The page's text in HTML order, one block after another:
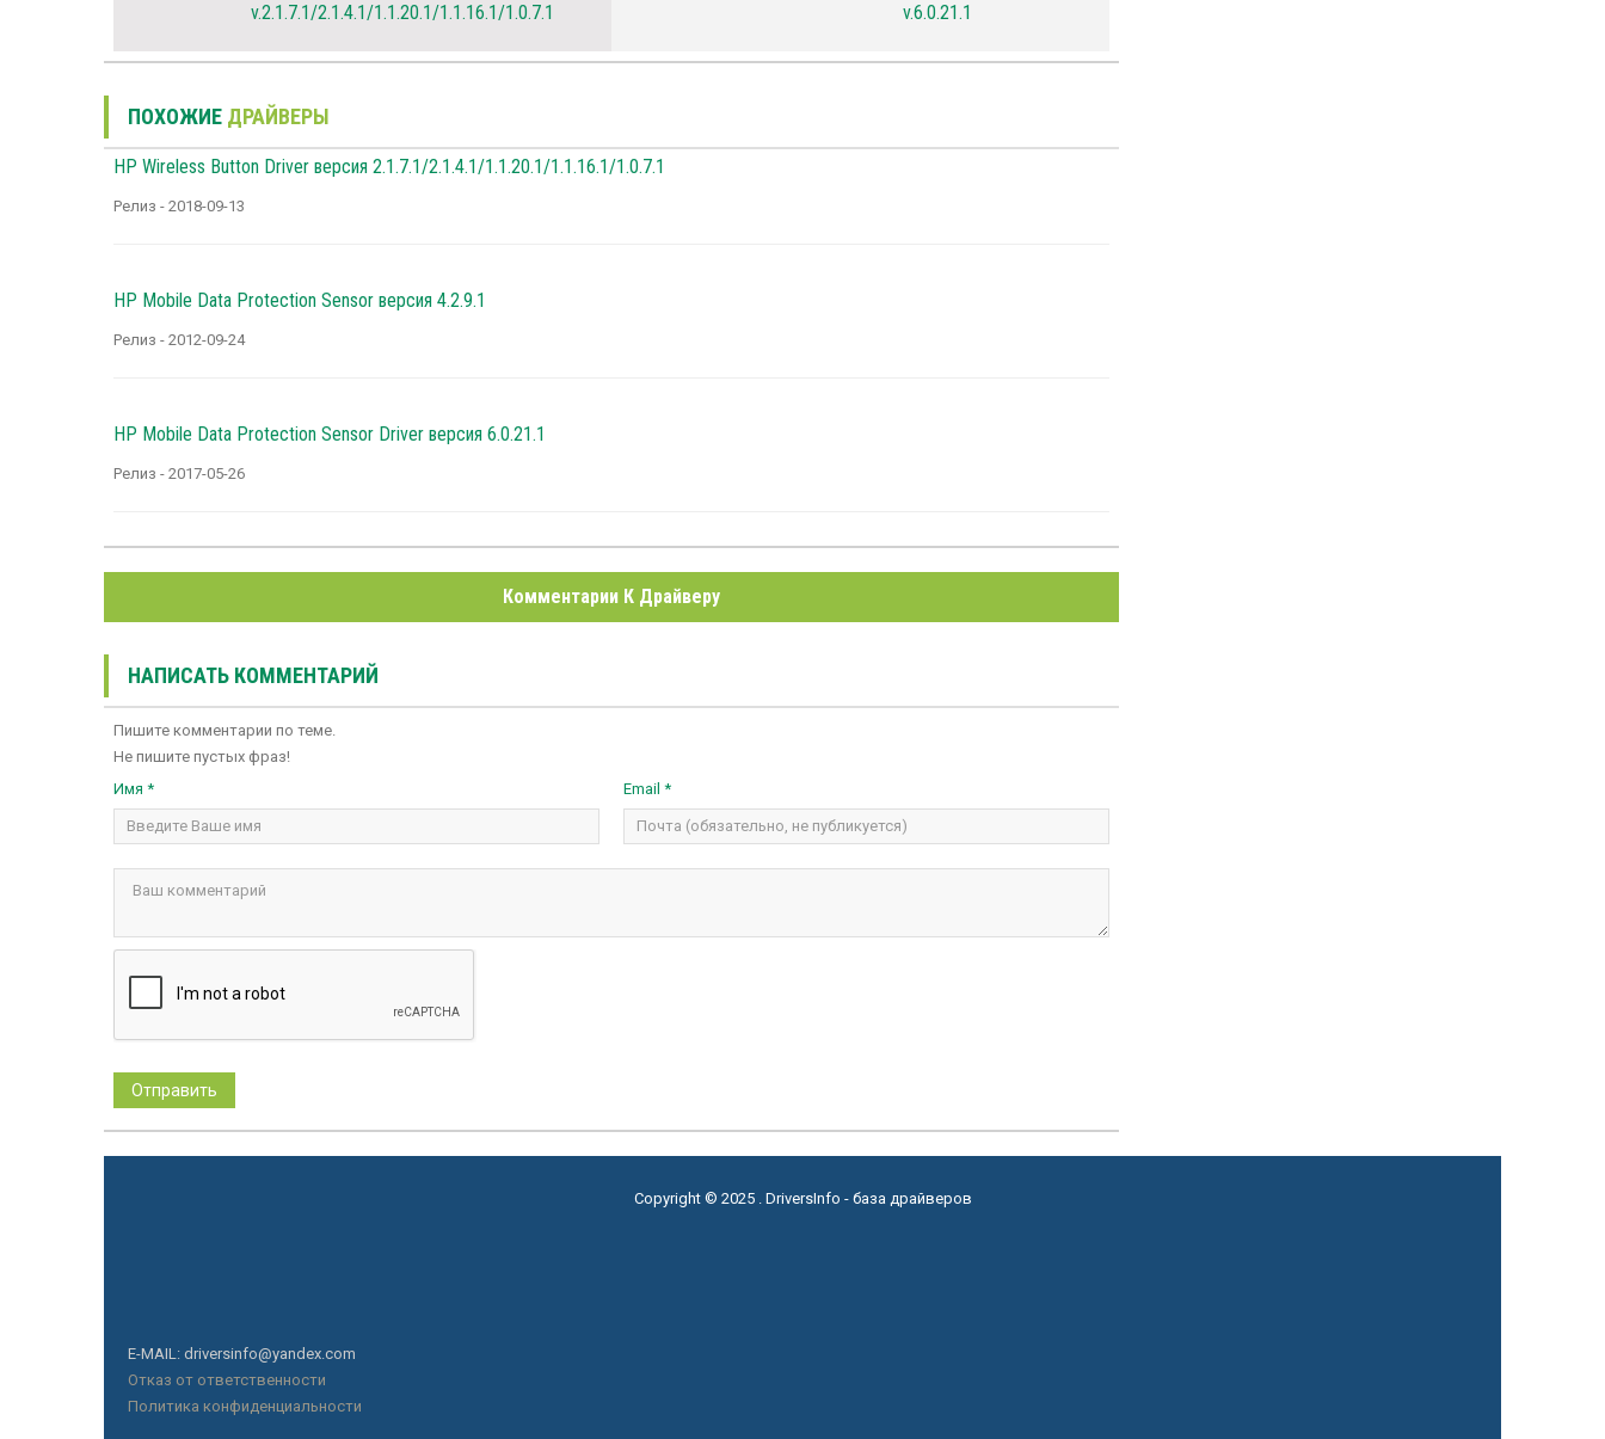
v.2.1.7.1/2.1.4.1/1.1.20.1/1.1.16.1/1.0.7.1
v.6.0.21.1
ПОХОЖИЕ ДРАЙВЕРЫ
HP Wireless Button Driver версия 2.1.7.1/2.1.4.1/1.1.20.1/1.1.16.1/1.0.7.1
Релиз - 2018-09-13
HP Mobile Data Protection Sensor версия 4.2.9.1
Релиз - 2012-09-24
HP Mobile Data Protection Sensor Driver версия 6.0.21.1
Релиз - 2017-05-26
Комментарии К Драйверу
НАПИСАТЬ КОММЕНТАРИЙ
Пишите комментарии по теме.
Не пишите пустых фраз!
Имя *
Email *
Copyright © 2025 . DriversInfo - база драйверов
E-MAIL: driversinfo@yandex.com
Отказ от ответственности
Политика конфиденциальности